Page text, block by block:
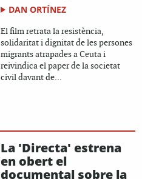
DAN ORTÍNEZ
El film retrata la resistència,
solidaritat i dignitat de les persones
migrants atrapades a Ceuta i
reivindica el paper de la societat
civil davant de...
La 'Directa' estrena
en obert el
documental sobre la